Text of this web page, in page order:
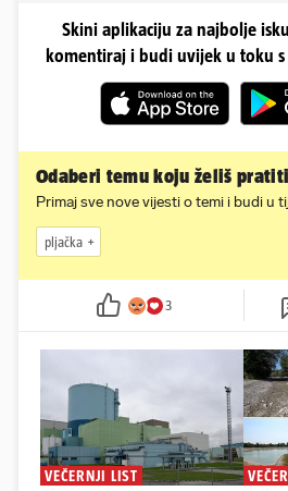
Skini aplikaciju za najbolje
komentiraj i budi uvijek u toku
Odaberi temu koju želiš pratiti
Primaj sve nove vijesti o temi i budi u
pljačka
3